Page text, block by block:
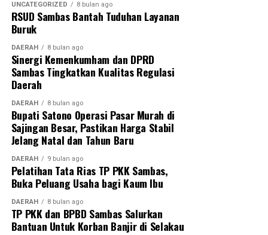
UNCATEGORIZED 8 bulan ago
RSUD Sambas Bantah Tuduhan Layanan
Buruk
DAERAH 8 bulan ago
Sinergi Kemenkumham dan DPRD
Sambas Tingkatkan Kualitas Regulasi
Daerah
DAERAH 8 bulan ago
Bupati Satono Operasi Pasar Murah di
Sajingan Besar, Pastikan Harga Stabil
Jelang Natal dan Tahun Baru
DAERAH 9 bulan ago
Pelatihan Tata Rias TP PKK Sambas,
Buka Peluang Usaha bagi Kaum Ibu
DAERAH 8 bulan ago
TP PKK dan BPBD Sambas Salurkan
Bantuan Untuk Korban Banjir di Selakau